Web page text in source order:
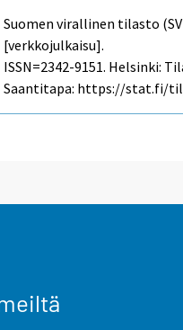
Suomen virallinen tilasto
[verkkojulkaisu].
ISSN=2342-9151. Helsinki:
Saantitapa: https://stat.fi/